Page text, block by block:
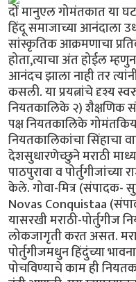
दों मानुएल गोमंतकात या
हिंदू समाजाच्या आनंदाला
सांस्कृतिक आक्रमणाचा
होता,त्याचा अंत होईल
आनंदच झाला नाही तर
कसली. या प्रयत्नांचे दृश्य
नियतकालिके २) शैक्षणिक
पक्ष नियतकालिके
नियतकालिकांचा सिंहाचा
देशसुधारणेच्छुने मराठी
पाठपुरावा व
केले. गोवा-मित्र (संपादक-
Novas Conquistaa
यासरखी मराठी-पोर्तुगीज
लोकजागृती करत असत.
पोर्तुगीजमधुन हिंदुंच्या
पोचविण्याचे काम ही